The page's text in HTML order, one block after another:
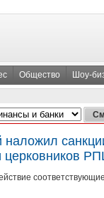
Общество Шоу-
наложил